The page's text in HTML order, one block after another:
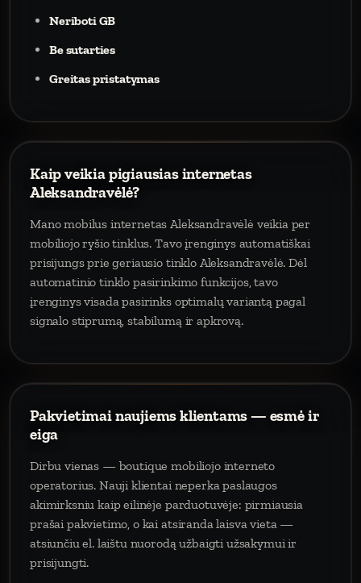
Neriboti GB
Be sutarties
Greitas pristatymas
Kaip veikia pigiausias internetas
Aleksandravėlė?
Mano mobilus internetas Aleksandravėlė veikia per
mobiliojo ryšio tinklus. Tavo įrenginys automatiškai
prisijungs prie geriausio tinklo Aleksandravėlė. Dėl
automatinio tinklo pasirinkimo funkcijos, tavo
įrenginys visada pasirinks optimalų variantą pagal
signalo stiprumą, stabilumą ir apkrovą.
Pakvietimai naujiems klientams — esmė ir
eiga
Dirbu vienas — boutique mobiliojo interneto
operatorius. Nauji klientai neperka paslaugos
akimirksniu kaip eilinėje parduotuvėje: pirmiausia
prašai pakvietimo, o kai atsiranda laisva vieta —
atsiunčiu el. laištu nuorodą užbaigti užsakymui ir
prisijungti.